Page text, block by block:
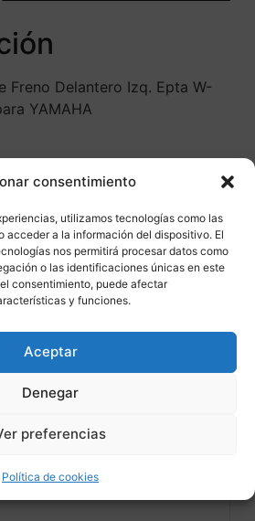
consentimiento
utilizamos tecnologías como las
acceder a la información del dispositivo. El
nos permitirá procesar datos como
o las identificaciones únicas en este
consentimiento, puede afectar
y funciones.
Aceptar
Denegar
preferencias
Política de cookies
Freno Delantero Izq. Epta W-
YAMAHA
productos
GRATIS 24/48H